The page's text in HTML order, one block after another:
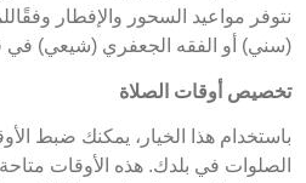
نتوفر مواعيد السحور والإفطار
(سني) أو الفقه الجعفري (شيعي) في
تخصيص أوقات الصلاة
باستخدام هذا الخيار، يمكنك ضبط
الصلوات في بلدك. هذه الأوقات